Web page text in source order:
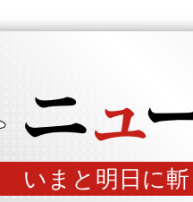
いまと明日に